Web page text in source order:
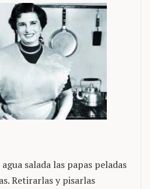
salada las papas peladas
Retirarlas y pisarlas